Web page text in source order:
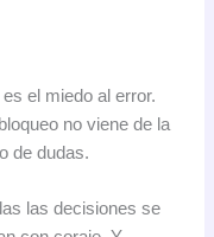
el miedo al error.
no viene de la
de dudas.
las decisiones se